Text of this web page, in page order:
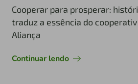
Cooperar para prosperar:
traduz a essência do
Aliança
Continuar lendo